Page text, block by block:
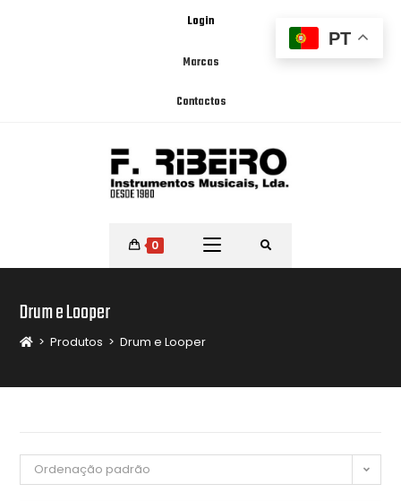
Login
Marcas
Contactos
0
Drum e Looper
> Produtos > Drum e Looper
Ordenação padrão
PT